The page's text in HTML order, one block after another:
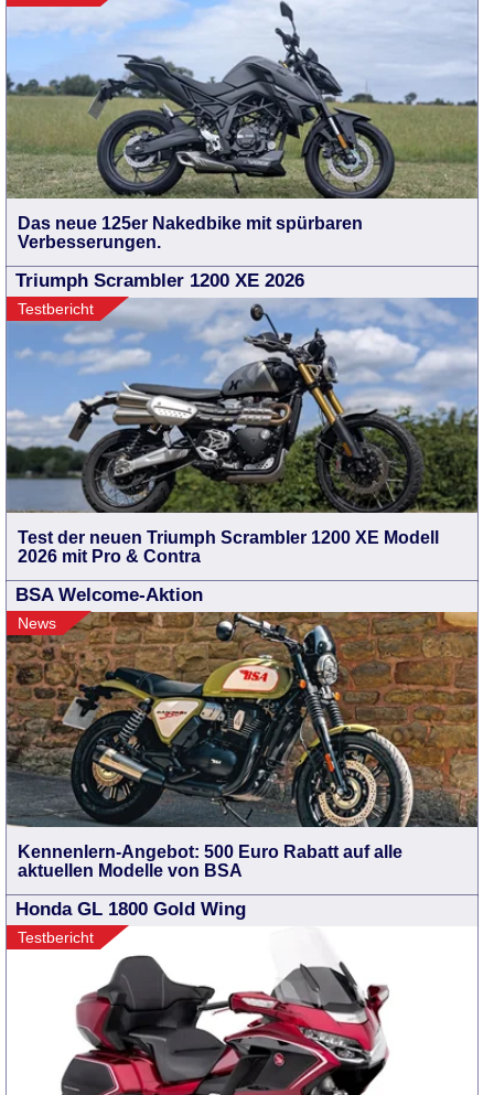
Das neue 125er Nakedbike mit spürbaren
Verbesserungen.
Triumph Scrambler 1200 XE 2026
Testbericht
Test der neuen Triumph Scrambler 1200 XE Modell
2026 mit Pro & Contra
BSA Welcome-Aktion
News
Kennenlern-Angebot: 500 Euro Rabatt auf alle
aktuellen Modelle von BSA
Honda GL 1800 Gold Wing
Testbericht